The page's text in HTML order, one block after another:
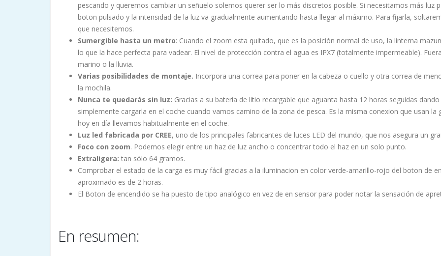
pescando y queremos cambiar un señuelo solemos querer ser lo más discretos posible. Si necesitamos más luz
boton pulsado y la intensidad de la luz va gradualmente aumentando hasta llegar al máximo. Para fijarla,
que necesitemos.
Sumergible hasta un metro: Cuando el zoom esta quitado, que es la posición normal de uso, la linterna
lo que la hace perfecta para vadear. El nivel de protección contra el agua es IPX7 (totalmente impermeable).
marino o la lluvia.
Varias posibilidades de montaje. Incorpora una correa para poner en la cabeza o cuello y otra correa de
la mochila.
Nunca te quedarás sin luz: Gracias a su batería de litio recargable que aguanta hasta 12 horas seguidas
simplemente cargarla en el coche cuando vamos camino de la zona de pesca. Es la misma conexion que usan
hoy en día llevamos habitualmente en el coche.
Luz led fabricada por CREE, uno de los principales fabricantes de luces LED del mundo, que nos asegura un
Foco con zoom. Podemos elegir entre un haz de luz ancho o concentrar todo el haz en un solo punto.
Extraligera: tan sólo 64 gramos.
Comprobar el estado de la carga es muy fácil gracias a la iluminacion en color verde-amarillo-rojo del boton de
aproximado es de 2 horas.
El Boton de encendido se ha puesto de tipo analógico en vez de en sensor para poder notar la sensación de
En resumen: